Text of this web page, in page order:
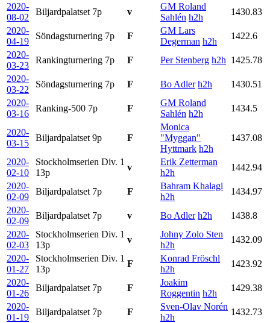
2020-
08-02
Biljardpalatset 7p v
GM Roland
Sahlén h2h
1430.83
2020-
04-19
Söndagsturnering 7p F
GM Lars
Degerman h2h
1422.6
2020-
03-23
Rankingturnering 7p F Per Stenberg h2h 1425.78
2020-
03-22
Söndagsturnering 7p F Bo Adler h2h
1430.51
2020-
03-16
Ranking-500 7p F
GM Roland
Sahlén h2h
1434.5
2020-
03-15
Biljardpalatset 9p F
Monica
"Myggan"
Hyttmark h2h
1437.08
2020-
02-10
Stockholmserien Div. 1
13p
v
Erik Zetterman
h2h
1442.94
2020-
02-09
Biljardpalatset 7p F
Bahram Khalagi
h2h
1434.97
2020-
02-09
Biljardpalatset 7p v Bo Adler h2h
1438.8
2020-
02-03
Stockholmserien Div. 1
13p
v
Johny Zolo Sten
h2h
1432.09
2020-
01-27
Stockholmserien Div. 1
13p
F
Konrad Fröschl
h2h
1423.92
2020-
01-26
Biljardpalatset 7p F
Joakim
Roggentin h2h
1429.38
2020-
01-19
Biljardpalatset 7p F
Sven-Olav Norén
h2h
1432.73